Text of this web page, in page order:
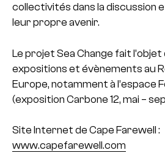
collectivités dans la discussion
leur propre avenir.
Le projet Sea Change fait
expositions et évènements au
Europe, notamment à l’espace
(exposition Carbone 12, mai –
Site Internet de Cape Farewell :
www.capefarewell.com